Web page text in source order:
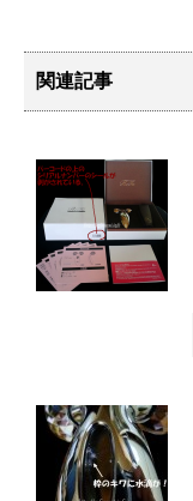
関連記事